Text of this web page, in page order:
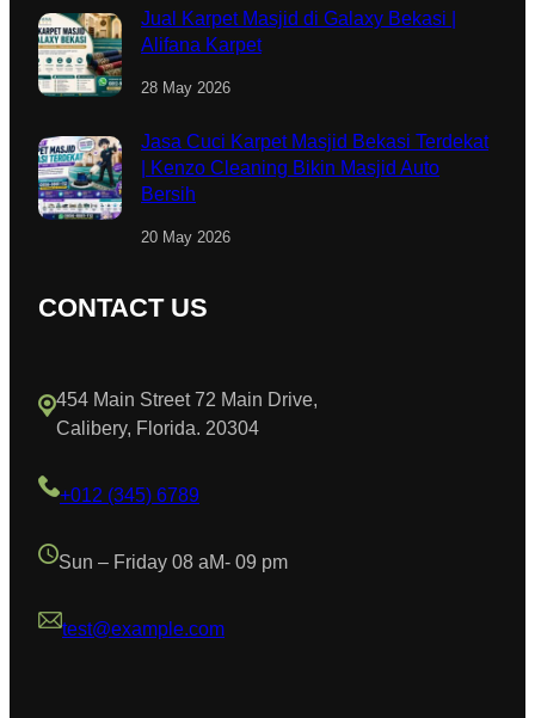
Jual Karpet Masjid di Galaxy Bekasi |
Alifana Karpet
28 May 2026
Jasa Cuci Karpet Masjid Bekasi Terdekat
| Kenzo Cleaning Bikin Masjid Auto
Bersih
20 May 2026
CONTACT US
454 Main Street 72 Main Drive,
Calibery, Florida. 20304
+012 (345) 6789
Sun – Friday 08 aM- 09 pm
test@example.com